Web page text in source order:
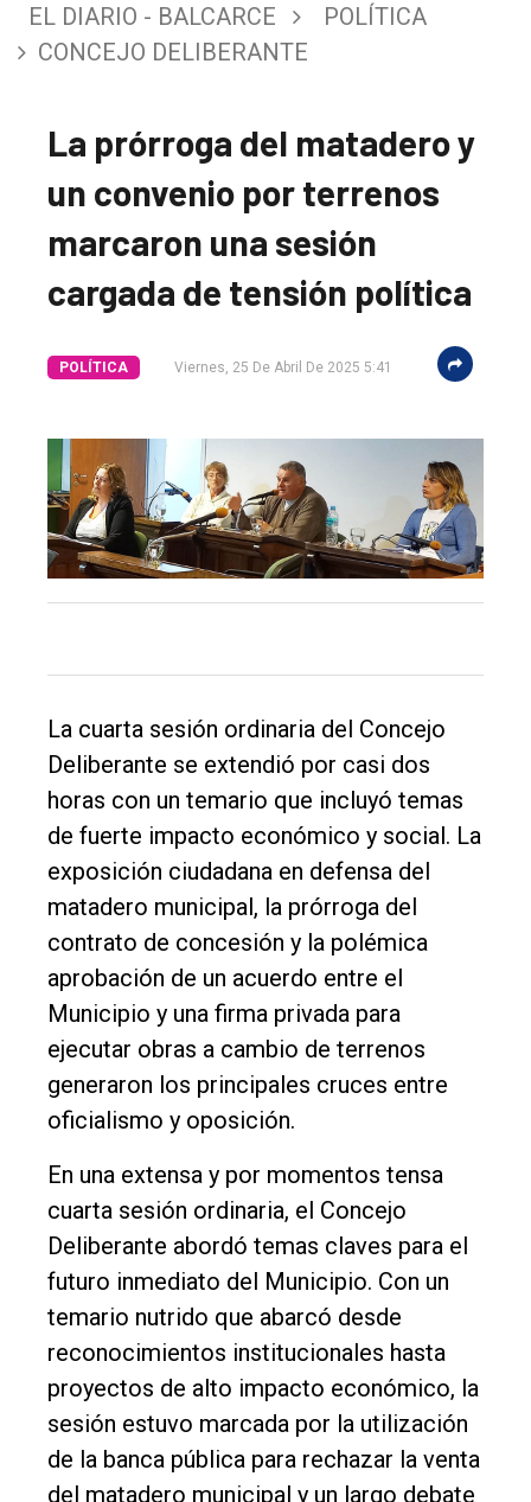
El
único
EL DIARIO - BALCARCE
POLÍTICA
CONCEJO DELIBERANTE
La prórroga del matadero y
un convenio por terrenos
marcaron una sesión
cargada de tensión política
POLÍTICA Viernes, 25 De Abril De 2025 5:41
La cuarta sesión ordinaria del Concejo
Deliberante se extendió por casi dos
horas con un temario que incluyó temas
de fuerte impacto económico y social. La
exposición ciudadana en defensa del
matadero municipal, la prórroga del
contrato de concesión y la polémica
aprobación de un acuerdo entre el
Municipio y una firma privada para
ejecutar obras a cambio de terrenos
generaron los principales cruces entre
oficialismo y oposición.
En una extensa y por momentos tensa
cuarta sesión ordinaria, el Concejo
Deliberante abordó temas claves para el
futuro inmediato del Municipio. Con un
temario nutrido que abarcó desde
reconocimientos institucionales hasta
proyectos de alto impacto económico, la
sesión estuvo marcada por la utilización
de la banca pública para rechazar la venta
del matadero municipal y un largo debate